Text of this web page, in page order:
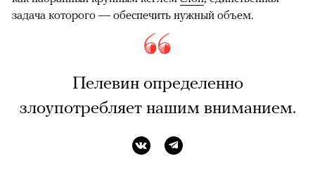
задача которого — обеспечить нужный объем.
Пелевин определенно
злоупотребляет нашим вниманием.